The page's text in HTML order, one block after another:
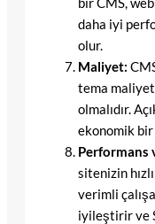
daha iyi
olur.
Maliyet:
tema
olmalıdır.
ekonomik bir
Performans
sitenizin
verimli
iyileştirir ve